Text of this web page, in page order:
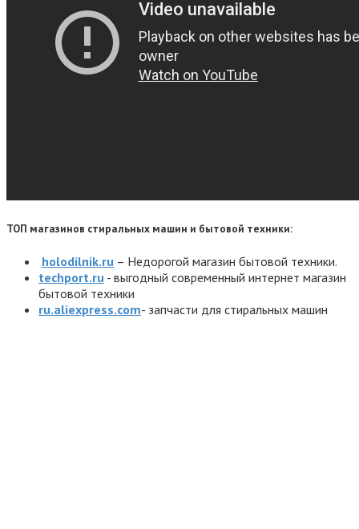
ТОП магазинов стиральных машин и бытовой техники:
holodilnik.ru – Недорогой магазин бытовой техники.
techport.ru - выгодный современный интернет магазин
бытовой техники
ru.aliexpress.com- запчасти для стиральных машин